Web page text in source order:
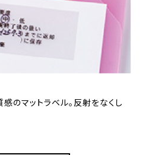
のマットラベル。反射をなくし